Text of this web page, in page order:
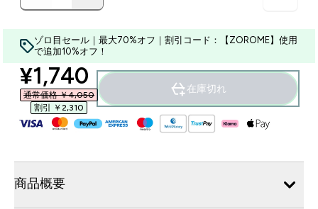
ゾロ目セール｜最大70%オフ｜割引コード：【ZOROME】使用
で追加10%オフ！
discounted price
¥1,740‎
通常価格 ￥4,050‎
割引 ￥2,310‎
在庫切れ
商品概要